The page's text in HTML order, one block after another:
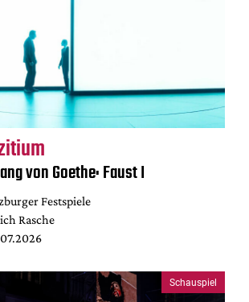
von Goethe: Faust I
Festspiele
Rasche
Schauspiel